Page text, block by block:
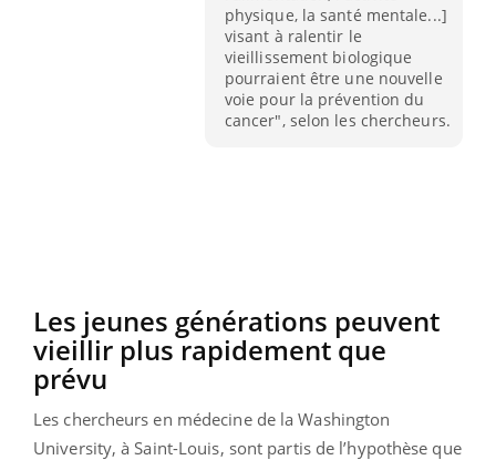
physique, la santé mentale...]
visant à ralentir le
vieillissement biologique
pourraient être une nouvelle
voie pour la prévention du
cancer", selon les chercheurs.
Les jeunes générations peuvent
vieillir plus rapidement que
prévu
Les chercheurs en médecine de la Washington
University, à Saint-Louis, sont partis de l’hypothèse que